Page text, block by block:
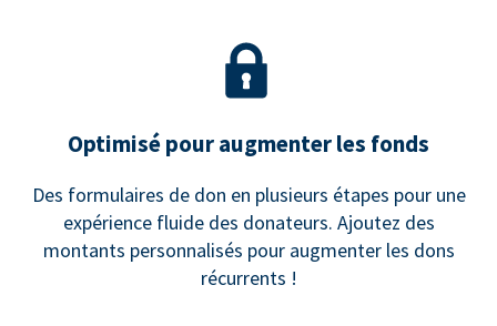
Optimisé pour augmenter les fonds
Des formulaires de don en plusieurs étapes pour une
expérience fluide des donateurs. Ajoutez des
montants personnalisés pour augmenter les dons
récurrents !